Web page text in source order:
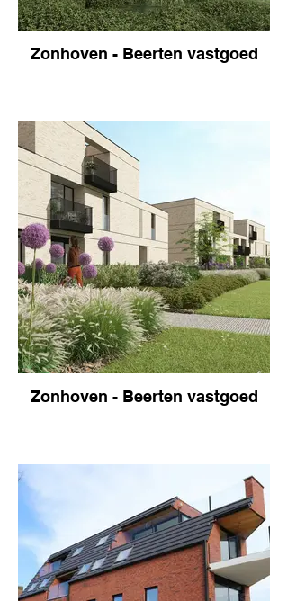
Zonhoven - Beerten vastgoed
Zonhoven - Beerten vastgoed